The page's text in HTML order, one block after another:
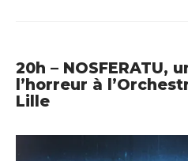
20h – NOSFERATU,
l’horreur à
Lille